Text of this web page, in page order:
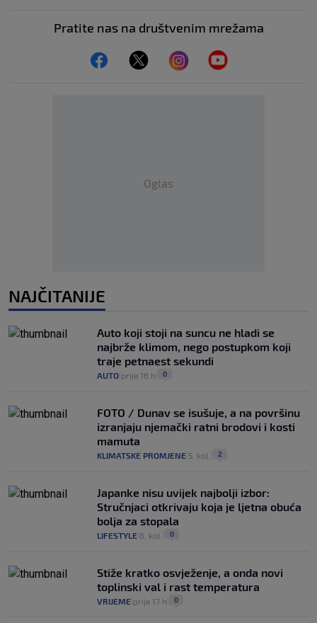
Pratite nas na društvenim mrežama
Oglas
NAJČITANIJE
Auto koji stoji na suncu ne hladi se
najbrže klimom, nego postupkom koji
traje petnaest sekundi
AUTO prije 16 h 0
FOTO / Dunav se isušuje, a na površinu
izranjaju njemački ratni brodovi i kosti
mamuta
KLIMATSKE PROMJENE 5. kol. 2
Japanke nisu uvijek najbolji izbor:
Stručnjaci otkrivaju koja je ljetna obuća
bolja za stopala
LIFESTYLE 6. kol. 0
Stiže kratko osvježenje, a onda novi
toplinski val i rast temperatura
VRIJEME prije 17 h 0